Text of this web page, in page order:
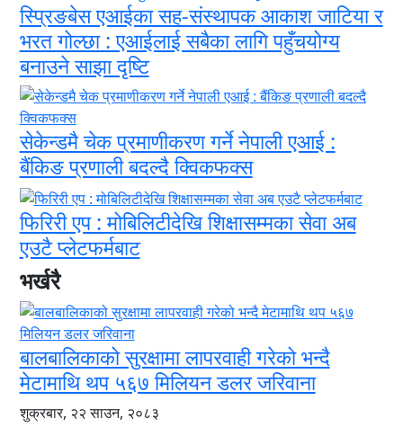
स्प्रिङबेस एआईका सह-संस्थापक आकाश जाटिया र
भरत गोल्छा : एआईलाई सबैका लागि पहुँचयोग्य
बनाउने साझा दृष्टि
सेकेन्डमै चेक प्रमाणीकरण गर्ने नेपाली एआई :
बैंकिङ प्रणाली बदल्दै क्विकफक्स
फिरिरी एप : मोबिलिटीदेखि शिक्षासम्मका सेवा अब
एउटै प्लेटफर्मबाट
भर्खरै
बालबालिकाको सुरक्षामा लापरवाही गरेको भन्दै
मेटामाथि थप ५६७ मिलियन डलर जरिवाना
शुक्रबार, २२ साउन, २०८३